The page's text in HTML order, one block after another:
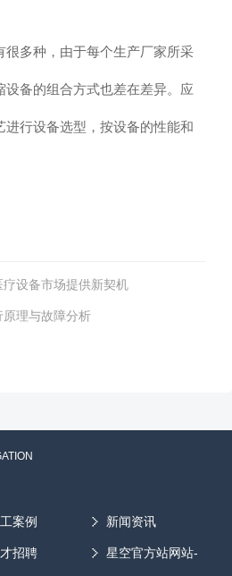
多种，由于每个生产厂家所采
设备的组合方式也差在差异。应
进行设备选型，按设备的性能和
设备市场提供新契机
理与故障分析
案例 新闻资讯
招聘 星空官方站网站-